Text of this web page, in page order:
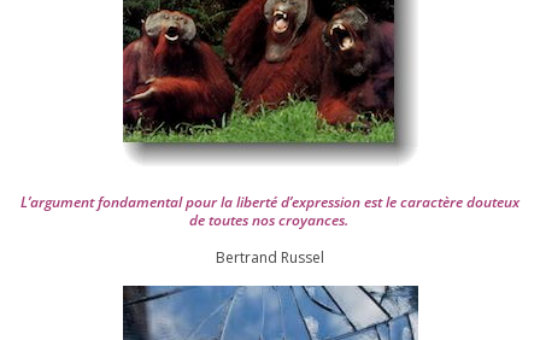
L’argument fon­da­men­tal pour la liber­té d’expression est le carac­tère dou­teux
de toutes nos croyances.
Ber­trand Russel